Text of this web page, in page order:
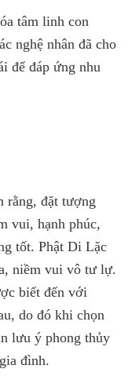
tâm linh con
nghệ nhân đã cho
để đáp ứng nhu
rằng, đặt tượng
vui, hạnh phúc,
tốt. Phật Di Lặc
niềm vui vô tư lự.
biết đến với
do đó khi chọn
lưu ý phong thủy
đình.